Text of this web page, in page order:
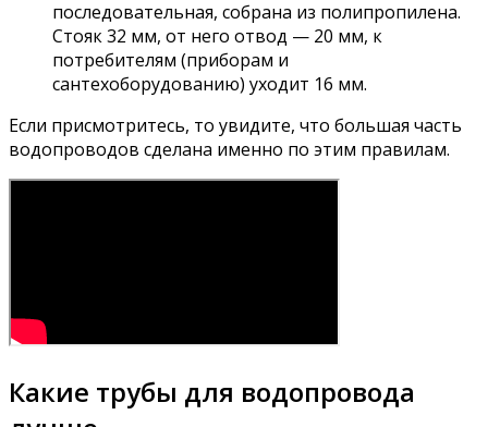
последовательная, собрана из полипропилена.
Стояк 32 мм, от него отвод — 20 мм, к
потребителям (приборам и
сантехоборудованию) уходит 16 мм.
Если присмотритесь, то увидите, что большая часть
водопроводов сделана именно по этим правилам.
Какие трубы для водопровода